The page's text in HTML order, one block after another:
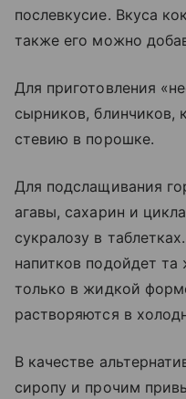
послевкусие. Вкуса
также его можно
Для приготовления
сырников, блинчиков,
стевию в порошке.
Для подслащивания
агавы, сахарин и
сукралозу в
напитков подойдет та
только в жидкой
растворяются в
В качестве
сиропу и прочим